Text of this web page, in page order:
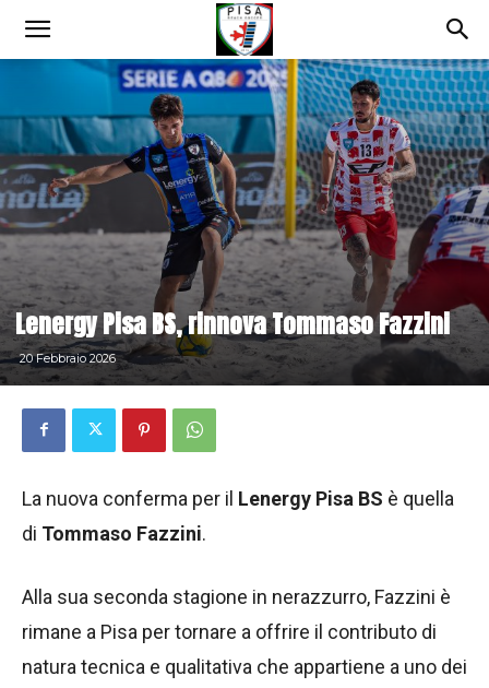
Lenergy Pisa BS, rinnova Tommaso Fazzini
20 Febbraio 2026
La nuova conferma per il Lenergy Pisa BS è quella
di Tommaso Fazzini.
Alla sua seconda stagione in nerazzurro, Fazzini è
rimane a Pisa per tornare a offrire il contributo di
natura tecnica e qualitativa che appartiene a uno dei